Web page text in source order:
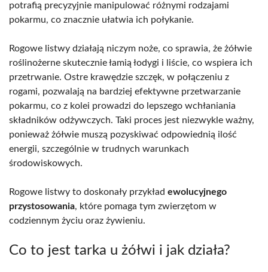
potrafią precyzyjnie manipulować różnymi rodzajami
pokarmu, co znacznie ułatwia ich połykanie.
Rogowe listwy działają niczym noże, co sprawia, że żółwie
roślinożerne skutecznie łamią łodygi i liście, co wspiera ich
przetrwanie. Ostre krawędzie szczęk, w połączeniu z
rogami, pozwalają na bardziej efektywne przetwarzanie
pokarmu, co z kolei prowadzi do lepszego wchłaniania
składników odżywczych. Taki proces jest niezwykle ważny,
ponieważ żółwie muszą pozyskiwać odpowiednią ilość
energii, szczególnie w trudnych warunkach
środowiskowych.
Rogowe listwy to doskonały przykład ewolucyjnego
przystosowania, które pomaga tym zwierzętom w
codziennym życiu oraz żywieniu.
Co to jest tarka u żółwi i jak działa?